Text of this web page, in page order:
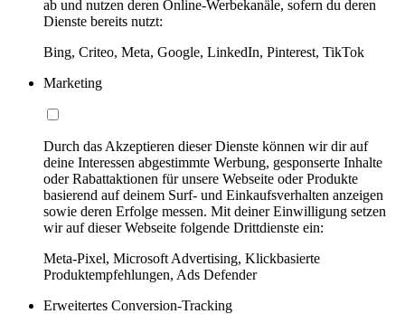
ab und nutzen deren Online-Werbekanäle, sofern du deren
Dienste bereits nutzt:
Bing, Criteo, Meta, Google, LinkedIn, Pinterest, TikTok
Marketing
Durch das Akzeptieren dieser Dienste können wir dir auf
deine Interessen abgestimmte Werbung, gesponserte Inhalte
oder Rabattaktionen für unsere Webseite oder Produkte
basierend auf deinem Surf- und Einkaufsverhalten anzeigen
sowie deren Erfolge messen. Mit deiner Einwilligung setzen
wir auf dieser Webseite folgende Drittdienste ein:
Meta-Pixel, Microsoft Advertising, Klickbasierte
Produktempfehlungen, Ads Defender
Erweitertes Conversion-Tracking